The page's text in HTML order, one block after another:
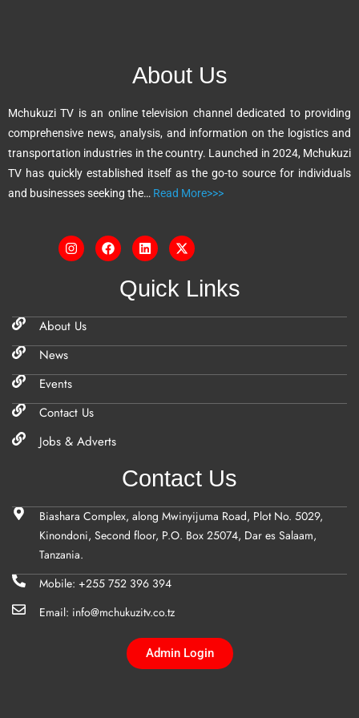
i
v
e
:
About Us
Mchukuzi TV is an online television channel dedicated to providing
comprehensive news, analysis, and information on the logistics and
transportation industries in the country. Launched in 2024, Mchukuzi
TV has quickly established itself as the go-to source for individuals
and businesses seeking the… Read More>>>
Quick Links
About Us
News
Events
Contact Us
Jobs & Adverts
Contact Us
Biashara Complex, along Mwinyijuma Road, Plot No. 5029,
Kinondoni, Second floor, P.O. Box 25074, Dar es Salaam,
Tanzania.
Mobile: +255 752 396 394
Email: info@mchukuzitv.co.tz
Admin Login